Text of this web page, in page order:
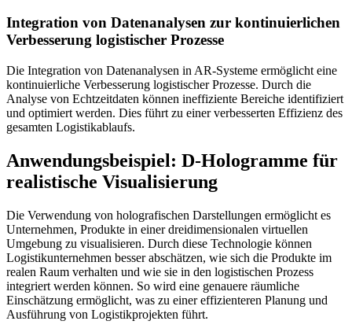
Integration von Datenanalysen zur kontinuierlichen
Verbesserung logistischer Prozesse
Die Integration von Datenanalysen in AR-Systeme ermöglicht eine
kontinuierliche Verbesserung logistischer Prozesse. Durch die
Analyse von Echtzeitdaten können ineffiziente Bereiche identifiziert
und optimiert werden. Dies führt zu einer verbesserten Effizienz des
gesamten Logistikablaufs.
Anwendungsbeispiel: D-Hologramme für
realistische Visualisierung
Die Verwendung von holografischen Darstellungen ermöglicht es
Unternehmen, Produkte in einer dreidimensionalen virtuellen
Umgebung zu visualisieren. Durch diese Technologie können
Logistikunternehmen besser abschätzen, wie sich die Produkte im
realen Raum verhalten und wie sie in den logistischen Prozess
integriert werden können. So wird eine genauere räumliche
Einschätzung ermöglicht, was zu einer effizienteren Planung und
Ausführung von Logistikprojekten führt.